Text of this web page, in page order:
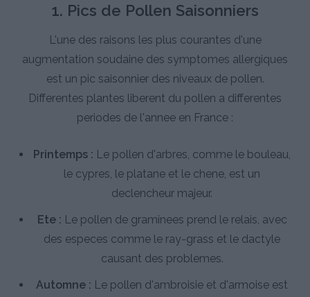
1. Pics de Pollen Saisonniers
L'une des raisons les plus courantes d'une
augmentation soudaine des symptomes allergiques
est un pic saisonnier des niveaux de pollen.
Differentes plantes liberent du pollen a differentes
periodes de l'annee en France :
Printemps : Le pollen d'arbres, comme le bouleau,
le cypres, le platane et le chene, est un
declencheur majeur.
Ete : Le pollen de graminees prend le relais, avec
des especes comme le ray-grass et le dactyle
causant des problemes.
Automne : Le pollen d'ambroisie et d'armoise est